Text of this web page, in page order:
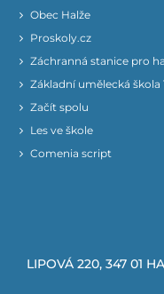
Obec Halže
Proskoly.cz
Záchranná stanice pro
Základní umělecká škola
Začít spolu
Les ve škole
Comenia script
LIPOVÁ 220, 347 01